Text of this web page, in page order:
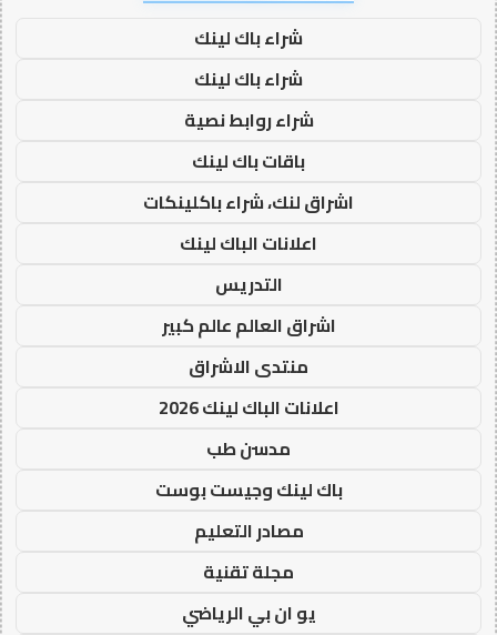
شراء باك لينك
شراء باك لينك
شراء روابط نصية
باقات باك لينك
اشراق لنك، شراء باكلينكات
اعلانات الباك لينك
التدريس
اشراق العالم عالم كبير
منتدى الاشراق
اعلانات الباك لينك 2026
مدسن طب
باك لينك وجيست بوست
مصادر التعليم
مجلة تقنية
يو ان بي الرياضي